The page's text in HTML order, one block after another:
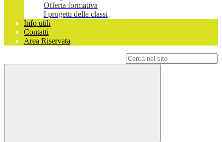
Offerta formativa
I progetti delle classi
Info utili
Contatti
Area Riservata